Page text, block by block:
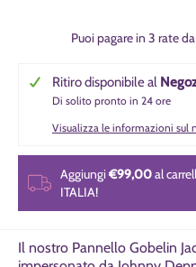
Puoi pagare in 3 rate
Ritiro disponibile al
Di solito pronto in 24 ore
Visualizza le informazioni sul
Aggiungi €99,00al
ITALIA!
Il nostro Pannello Gobelin